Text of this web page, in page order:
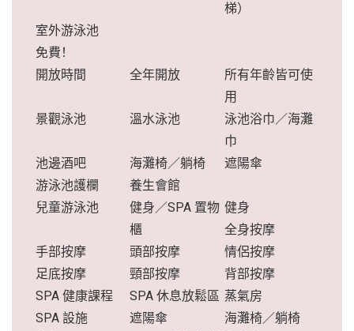
梯）
室外游泳池
免費！
開放時間
全年開放
所有年齡皆可使
用
景觀泳池
溫水泳池
泳池浴巾／海灘
巾
池邊酒吧
海灘椅／躺椅
遮陽傘
游泳池護欄
養生會館
兒童游泳池
健身／SPA 置物
櫃
健身
全身按摩
手部按摩
頭部按摩
情侶按摩
足底按摩
頸部按摩
背部按摩
SPA 健康課程
SPA 休息放鬆區 蒸氣房
SPA 設施
遮陽傘
海灘椅／躺椅